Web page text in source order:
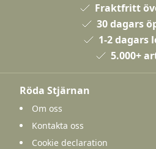
Fraktfritt
30 dagars
1-2 dagars
5.000+
Röda Stjärnan
Om oss
Kontakta oss
Cookie declaration